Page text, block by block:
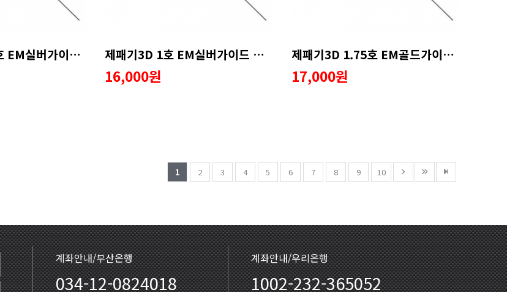
제패기3D 1.75호 EM실버가이드 수리용품 (화이트) 제패기3D 1호 EM실버가이드 수리용품 (화이트)
16,000원
제패기3D 1.75호 EM골드가이드 수리용품 (화이트)
17,000원
1 2 3 4 5 6 7 8 9 10
계좌안내/부산은행
034-12-0824018
계좌안내/우리은행
1002-232-365052